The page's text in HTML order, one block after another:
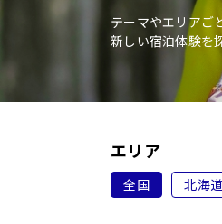
テーマやエリアご
新しい宿泊体験を
エリア
全国 北海道